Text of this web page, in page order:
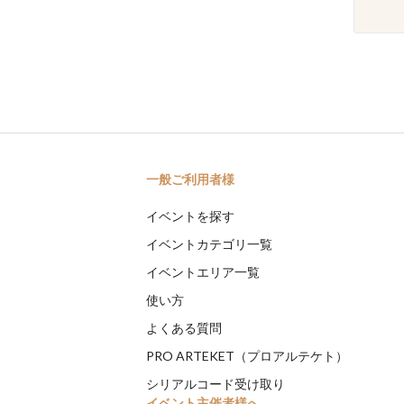
一般ご利用者様
イベントを探す
イベントカテゴリ一覧
イベントエリア一覧
使い方
よくある質問
PRO ARTEKET（プロアルテケト）
シリアルコード受け取り